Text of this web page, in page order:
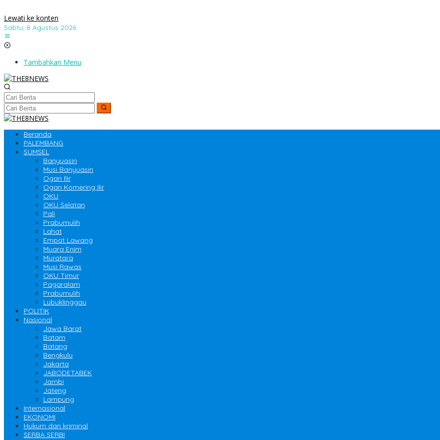
Lewati ke konten
Sabtu, 8 Agustus 2026
Tambahkan Menu
Beranda
PALEMBANG
SUMSEL
Banyuasin
Musi Banyuasin
Ogan Ilir
Ogan Komering Ilir
OKU
OKU Selatan
Pali
Prabumulih
Lahat
Empat Lawang
Muara Enim
Muratara
Musi Rawas
OKU Timur
Pagaralam
Prabumulih
Lubuklinggau
POLITIK
Nasional
Jawa Barat
Batam
Batang
Bengkulu
Jakarta
JABODETABEK
Jambi
Jateng
Lampung
Internasional
EKONOMI
Hukum dan kriminal
SERBA SERBI